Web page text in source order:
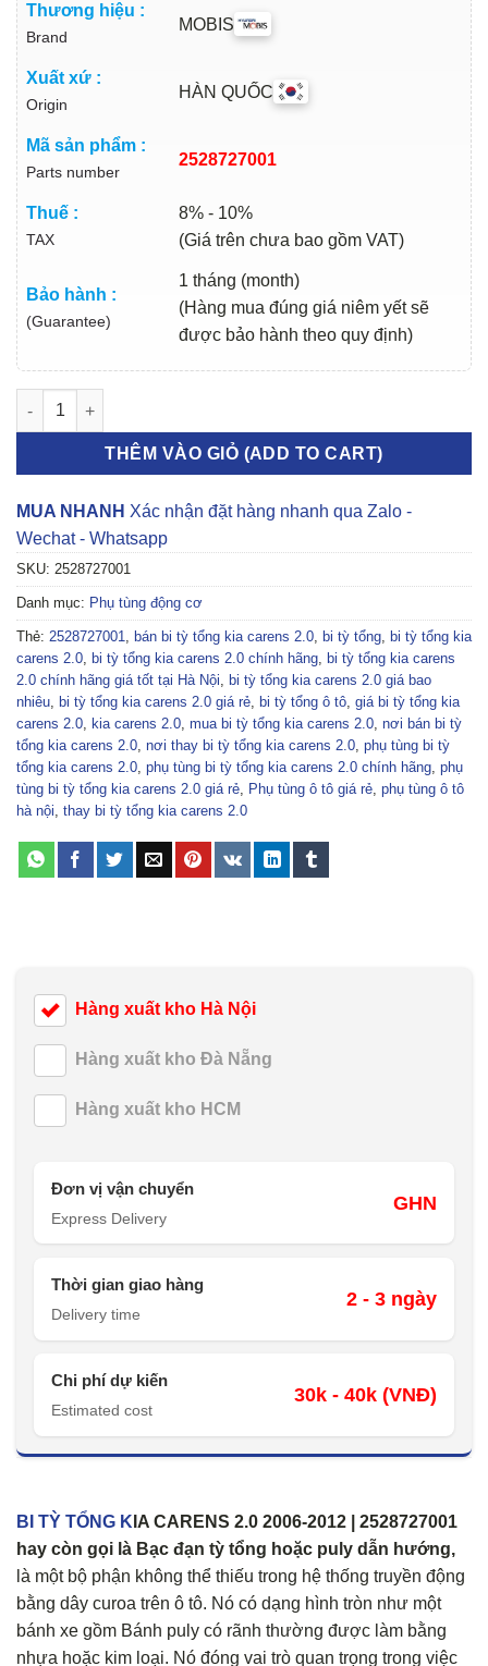
Thương hiệu :
Brand
MOBIS
Xuất xứ :
Origin
HÀN QUỐC
Mã sản phẩm :
Parts number
2528727001
Thuế :
TAX
8% - 10%
(Giá trên chưa bao gồm VAT)
Bảo hành :
(Guarantee)
1 tháng (month)
(Hàng mua đúng giá niêm yết sẽ
được bảo hành theo quy định)
BI TỲ TỔNG KIA CARENS 2.0 2006-2012 | 2528727001 số lượng
THÊM VÀO GIỎ (ADD TO CART)
MUA NHANH Xác nhận đặt hàng nhanh qua Zalo -
Wechat - Whatsapp
SKU: 2528727001
Danh mục: Phụ tùng động cơ
Thẻ: 2528727001, bán bi tỳ tổng kia carens 2.0, bi tỳ tổng, bi tỳ tổng kia
carens 2.0, bi tỳ tổng kia carens 2.0 chính hãng, bi tỳ tổng kia carens
2.0 chính hãng giá tốt tại Hà Nội, bi tỳ tổng kia carens 2.0 giá bao
nhiêu, bi tỳ tổng kia carens 2.0 giá rẻ, bi tỳ tổng ô tô, giá bi tỳ tổng kia
carens 2.0, kia carens 2.0, mua bi tỳ tổng kia carens 2.0, nơi bán bi tỳ
tổng kia carens 2.0, nơi thay bi tỳ tổng kia carens 2.0, phụ tùng bi tỳ
tổng kia carens 2.0, phụ tùng bi tỳ tổng kia carens 2.0 chính hãng, phụ
tùng bi tỳ tổng kia carens 2.0 giá rẻ, Phụ tùng ô tô giá rẻ, phụ tùng ô tô
hà nội, thay bi tỳ tổng kia carens 2.0
Hàng xuất kho Hà Nội
Hàng xuất kho Đà Nẵng
Hàng xuất kho HCM
Đơn vị vận chuyển
Express Delivery
GHN
Thời gian giao hàng
Delivery time
2 - 3 ngày
Chi phí dự kiến
Estimated cost
30k - 40k (VNĐ)
BI TỲ TỔNG K IA CARENS 2.0 2006-2012 | 2528727001
hay còn gọi là Bạc đạn tỳ tổng hoặc puly dẫn hướng,
là một bộ phận không thể thiếu trong hệ thống truyền động
bằng dây curoa trên ô tô. Nó có dạng hình tròn như một
bánh xe gồm Bánh puly có rãnh thường được làm bằng
nhựa hoặc kim loại. Nó đóng vai trò quan trọng trong việc